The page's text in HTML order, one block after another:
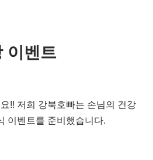
이벤트
!! 저희 강북호빠는 손님의 건강
이벤트를 준비했습니다.